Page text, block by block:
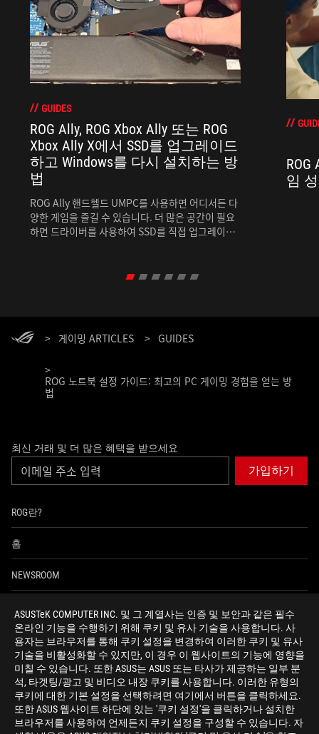
ASUSTeK COMPUTER INC. 및 그 계열사는 인증 및 보안과 같은 필수
온라인 기능을 수행하기 위해 쿠키 및 유사 기술을 사용합니다. 사
용자는 브라우저를 통해 쿠키 설정을 변경하여 이러한 쿠키 및 유사
기술을 비활성화할 수 있지만, 이 경우 이 웹사이트의 기능에 영향을
미칠 수 있습니다. 또한 ASUS는 ASUS 또는 타사가 제공하는 일부 분
석, 타겟팅/광고 및 비디오 내장 쿠키를 사용합니다. 이러한 유형의
쿠키에 대한 기본 설정을 선택하려면 여기에서 버튼을 클릭하세요.
또한 ASUS 웹사이트 하단에 있는 '쿠키 설정'을 클릭하거나 설치한
브라우저를 사용하여 언제든지 쿠키 설정을 구성할 수 있습니다. 자
GUIDES
ROG Ally, ROG Xbox Ally 또는 ROG
Xbox Ally X에서 SSD를 업그레이드
하고 Windows를 다시 설치하는 방
법
ROG Ally 핸드헬드 UMPC를 사용하면 어디서든 다
양한 게임을 즐길 수 있습니다. 더 많은 공간이 필요
하면 드라이버를 사용하여 SSD를 직접 업그레이드
임
> 게이밍 ARTICLES > GUIDES
>
ROG 노트북 설정 가이드: 최고의 PC 게이밍 경험을 얻는 방
법
최신 거래 및 더 많은 혜택을 받으세요
가입하기
ROG란?
홈
NEWSROOM
facebook
twitteryoutubeinstagram
상호명: 주식회사 비원시스템 | 대표자명: 정훈락 | 사업자등록번호:
106-86-74236 | 주소: 서울특별시 강서구 공항대로46길 13-20 (화곡
동) | 통신판매신고번호: 제 2022-서울강서-2530 호